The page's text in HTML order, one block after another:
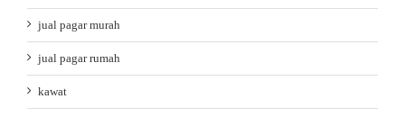
jual pagar murah
jual pagar rumah
kawat